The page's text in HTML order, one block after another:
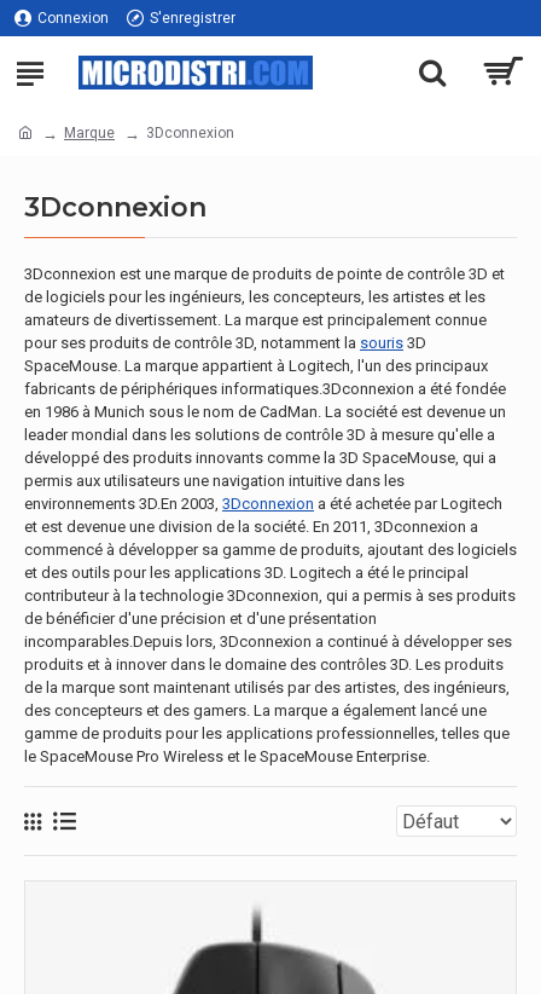
Connexion S'enregistrer
Marque 3Dconnexion
3Dconnexion
3Dconnexion est une marque de produits de pointe de contrôle 3D et
de logiciels pour les ingénieurs, les concepteurs, les artistes et les
amateurs de divertissement. La marque est principalement connue
pour ses produits de contrôle 3D, notamment la souris 3D
SpaceMouse. La marque appartient à Logitech, l'un des principaux
fabricants de périphériques informatiques.3Dconnexion a été fondée
en 1986 à Munich sous le nom de CadMan. La société est devenue un
leader mondial dans les solutions de contrôle 3D à mesure qu'elle a
développé des produits innovants comme la 3D SpaceMouse, qui a
permis aux utilisateurs une navigation intuitive dans les
environnements 3D.En 2003, 3Dconnexion a été achetée par Logitech
et est devenue une division de la société. En 2011, 3Dconnexion a
commencé à développer sa gamme de produits, ajoutant des logiciels
et des outils pour les applications 3D. Logitech a été le principal
contributeur à la technologie 3Dconnexion, qui a permis à ses produits
de bénéficier d'une précision et d'une présentation
incomparables.Depuis lors, 3Dconnexion a continué à développer ses
produits et à innover dans le domaine des contrôles 3D. Les produits
de la marque sont maintenant utilisés par des artistes, des ingénieurs,
des concepteurs et des gamers. La marque a également lancé une
gamme de produits pour les applications professionnelles, telles que
le SpaceMouse Pro Wireless et le SpaceMouse Enterprise.